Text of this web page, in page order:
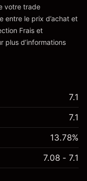
votre trade
entre le prix d’achat et
Frais et
plus d’informations
7.1
7.1
13.78%
7.08 - 7.1